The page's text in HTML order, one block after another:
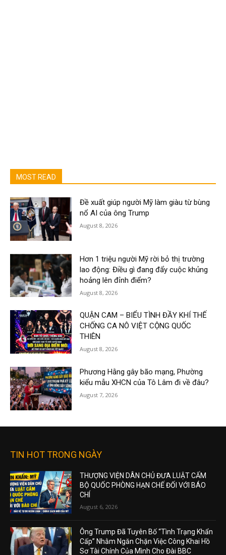
MOST READ
Đề xuất giúp người Mỹ làm giàu từ bùng
nổ AI của ông Trump
August 8, 2026
Hơn 1 triệu người Mỹ rời bỏ thị trường
lao động: Điều gì đang đẩy cuộc khủng
hoảng lên đỉnh điểm?
August 8, 2026
QUẬN CAM – BIỂU TÌNH ĐẦY KHÍ THẾ
CHỐNG CA NÔ VIỆT CỘNG QUỐC
THIÊN
August 8, 2026
Phương Hằng gây bão mạng, Phường
kiểu mẫu XHCN của Tô Lâm đi về đâu?
August 7, 2026
TIN HOT TRONG NGÀY
THƯỢNG VIỆN DÂN CHỦ ĐƯA LUẬT CẤM
BỘ QUỐC PHÒNG HẠN CHẾ ĐỐI VỚI BÁO
CHÍ
August 6, 2026
Ông Trump Đã Tuyên Bố “Tình Trạng Khẩn
Cấp” Nhằm Ngăn Chặn Việc Công Khai Hồ
Sơ Tài Chính Của Mình Cho Đài BBC